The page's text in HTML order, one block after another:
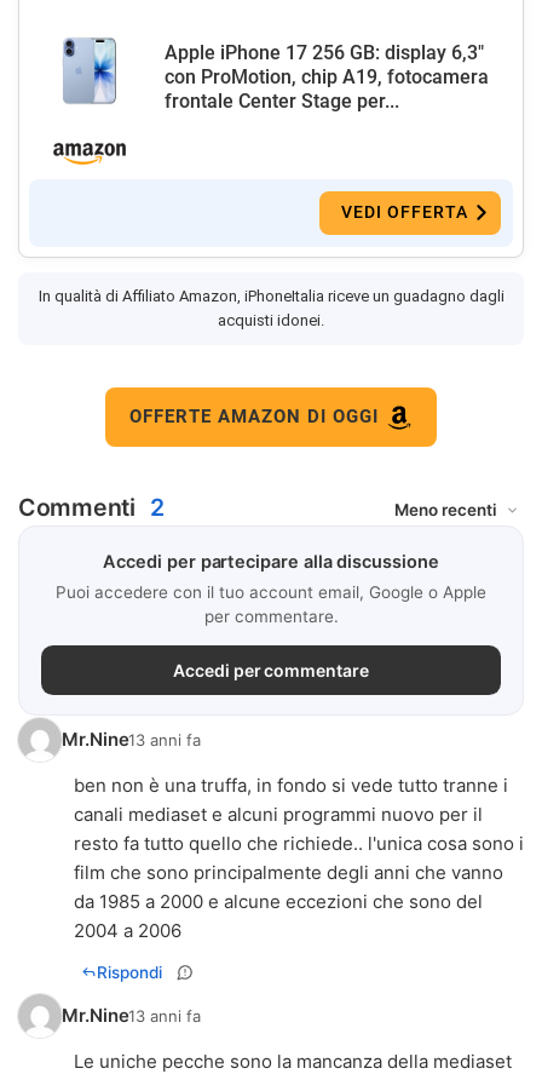
Apple iPhone 17 256 GB: display 6,3"
con ProMotion, chip A19, fotocamera
frontale Center Stage per...
VEDI OFFERTA
In qualità di Affiliato Amazon, iPhoneItalia riceve un guadagno dagli
acquisti idonei.
OFFERTE AMAZON DI OGGI
Commenti 2
Accedi per partecipare alla discussione
Puoi accedere con il tuo account email, Google o Apple
per commentare.
Accedi per commentare
Mr.Nine13 anni fa
ben non è una truffa, in fondo si vede tutto tranne i
canali mediaset e alcuni programmi nuovo per il
resto fa tutto quello che richiede.. l'unica cosa sono i
film che sono principalmente degli anni che vanno
da 1985 a 2000 e alcune eccezioni che sono del
2004 a 2006
Rispondi
Mr.Nine13 anni fa
Le uniche pecche sono la mancanza della mediaset